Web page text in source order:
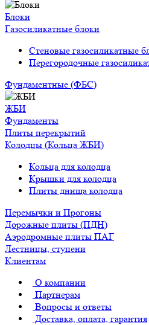
Блоки
Газосиликатные блоки
Стеновые газосиликатные
Перегородочные
Фундаментные (ФБС)
ЖБИ
Фундаменты
Плиты перекрытий
Колодцы (Кольца ЖБИ)
Кольца для колодца
Крышки для колодца
Плиты днища колодца
Перемычки и Прогоны
Дорожные плиты (ПДН)
Аэродромные плиты ПАГ
Лестницы, ступени
Клиентам
О компании
Партнерам
Вопросы и ответы
Доставка, оплата, гарантия